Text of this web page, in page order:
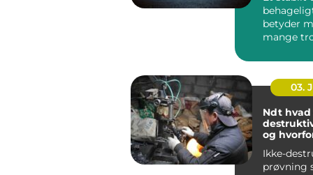
betyder
mange
03.
Ndt hvad er ikke-
og
Ikke-
prøvning